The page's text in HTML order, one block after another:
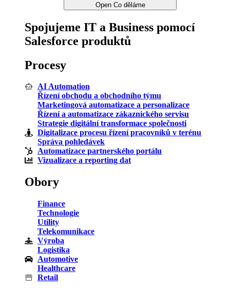
Open Co děláme
Spojujeme IT a Business pomocí
Salesforce produktů
Procesy
AI Automation
Řízení obchodu a obchodního týmu
Marketingová automatizace a personalizace
Řízení a automatizace zákaznického servisu
Strategie digitální transformace společnosti
Digitalizace procesu řízení pracovníků v terénu
Správa pohledávek
Automatizace partnerského portálu
Vizualizace a reporting dat
Obory
Finance
Technologie
Utility
Telekomunikace
Výroba
Logistika
Automotive
Healthcare
Retail